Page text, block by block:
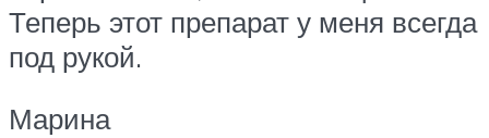
Теперь этот препарат у меня всегда
под рукой.
Марина